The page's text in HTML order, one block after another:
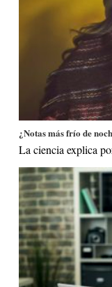
¿Notas más frío de
La ciencia explica